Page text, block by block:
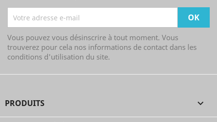
Vous pouvez vous désinscrire à tout moment. Vous
trouverez pour cela nos informations de contact dans les
conditions d'utilisation du site.
PRODUITS 